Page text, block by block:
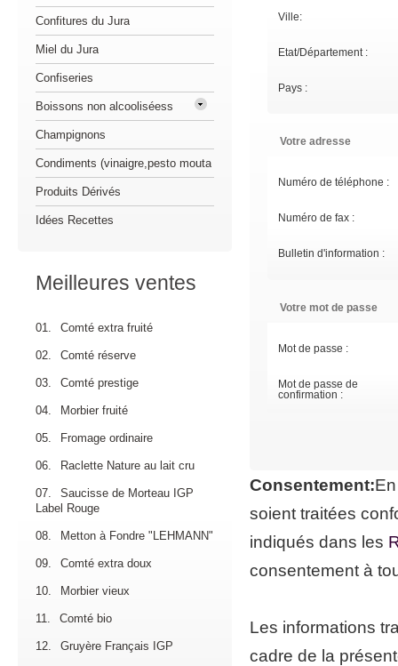
Ville:
Etat/Département :
Pays :
Votre adresse
Numéro de téléphone :
Numéro de fax :
Bulletin d'information :
Votre mot de passe
Mot de passe :
Mot de passe de
confirmation :
Consentement:
soient traitées
indiqués dans les
consentement à
Les informations
cadre de la
Confitures du Jura
Miel du Jura
Confiseries
Boissons non alcooliséess
Champignons
Condiments (vinaigre,pesto mouta
Produits Dérivés
Idées Recettes
Meilleures ventes
01. Comté extra fruité
02. Comté réserve
03. Comté prestige
04. Morbier fruité
05. Fromage ordinaire
06. Raclette Nature au lait cru
07.
Saucisse de Morteau IGP
Label Rouge
08. Metton à Fondre "LEHMANN"
09. Comté extra doux
10. Morbier vieux
11. Comté bio
12. Gruyère Français IGP